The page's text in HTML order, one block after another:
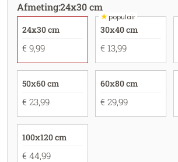
Afmeting:24x30 cm
24x30 cm
€ 9,99
★populair
30x40 cm
€ 13,99
50x60 cm
€ 23,99
60x80 cm
€ 29,99
100x120 cm
€ 44,99